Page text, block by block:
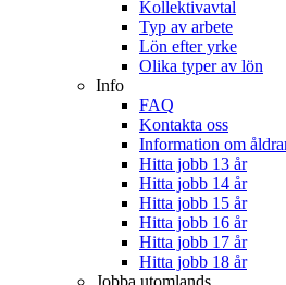
Kollektivavtal
Typ av arbete
Lön efter yrke
Olika typer av lön
Info
FAQ
Kontakta oss
Information om
Hitta jobb 13 år
Hitta jobb 14 år
Hitta jobb 15 år
Hitta jobb 16 år
Hitta jobb 17 år
Hitta jobb 18 år
Jobba utomlands